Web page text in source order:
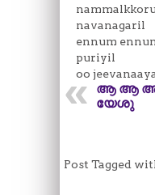
navanagaril
ennum
puriyil
oo
ആ ആ ആ
യേശു
Post Tagged